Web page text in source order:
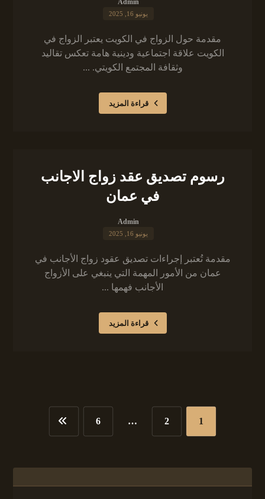
Admin
يونيو 16, 2025
مقدمة حول الزواج في الكويت يعتبر الزواج في
الكويت علاقة اجتماعية ودينية هامة تعكس تقاليد
وثقافة المجتمع الكويتي. ...
قراءة المزيد
رسوم تصديق عقد زواج الاجانب
في عمان
Admin
يونيو 16, 2025
مقدمة تُعتبر إجراءات تصديق عقود زواج الأجانب في
عمان من الأمور المهمة التي ينبغي على الأزواج
الأجانب فهمها ...
قراءة المزيد
1
2
…
6